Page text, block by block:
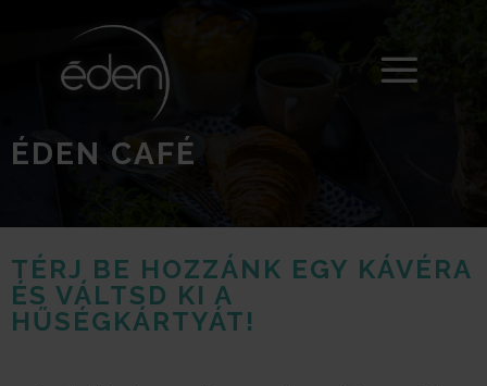
ÉDEN CAFÉ
TÉRJ BE HOZZÁNK EGY KÁVÉRA
ÉS VÁLTSD KI A
HŰSÉGKÁRTYÁT!